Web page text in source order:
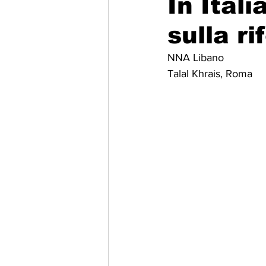
Migrazione e Rifugiati Sport
In
sulla
NNA Libano
Talal Khrais, Roma